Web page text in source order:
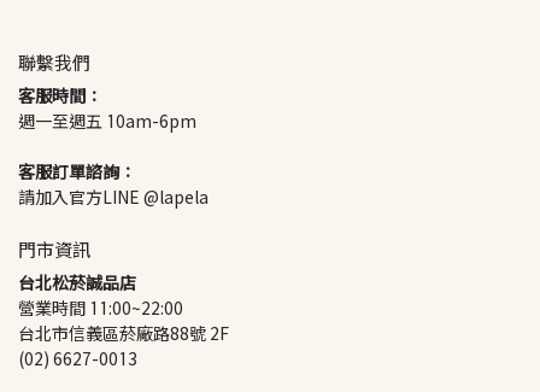
聯繫我們
客服時間：
週一至週五 10am-6pm
客服訂單諮詢：
請加入官方LINE @lapela
門市資訊
台北松菸誠品店
營業時間 11:00~22:00
台北市信義區菸廠路88號 2F
(02) 6627-0013